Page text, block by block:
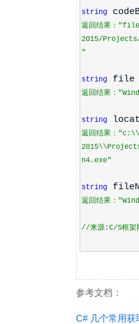
string
返回结果：
2015/Projects/
"
string file =
返回结果：
string
返回结果：
n4.exe"
string
返回结果：
//来源:C/S框架
参考文档：
C# 几个常用